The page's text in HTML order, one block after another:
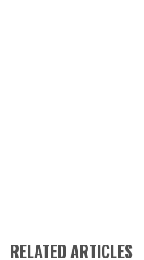
RELATED ARTICLES